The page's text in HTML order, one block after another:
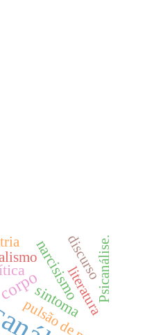
sintoma
narcisismoliteraturaPsicanálise.
discurso